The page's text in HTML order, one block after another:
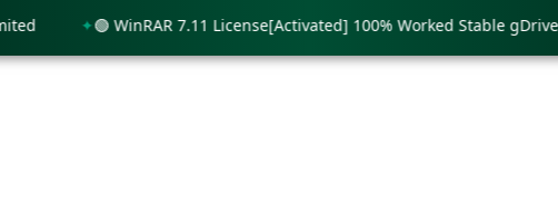
🟢 WinRAR 7.11 License[Activated] 100% Worked Stable gDrive